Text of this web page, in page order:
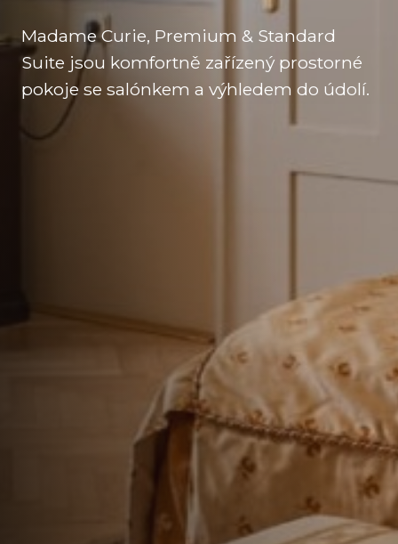
Madame Curie, Premium & Standard
Suite jsou komfortně zařízený prostorné
pokoje se salónkem a výhledem do údolí.